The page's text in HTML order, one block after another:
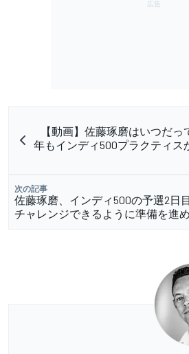
【動画】佐藤琢磨はいつだ
年もインディ500プラクティス
次の記事
佐藤琢磨、インディ500の予選2日
チャレンジできるように準備を進め